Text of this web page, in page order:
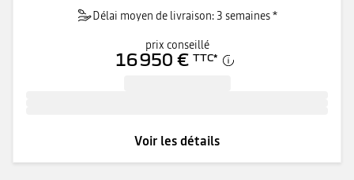
Délai moyen de livraison: 3 semaines *
prix conseillé
16 950 € TTC*
Voir les détails